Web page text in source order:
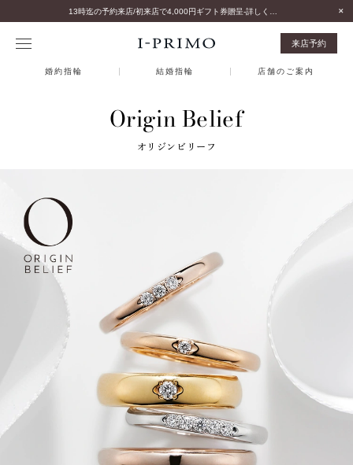
来店予約
婚約指輪 結婚指輪 店舗のご案内
Origin Belief
オリジンビリーフ